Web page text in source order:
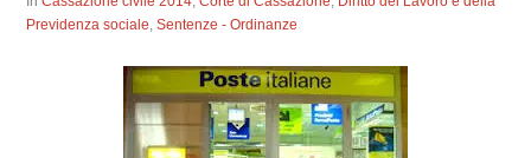
Previdenza sociale,Sentenze - Ordinanze